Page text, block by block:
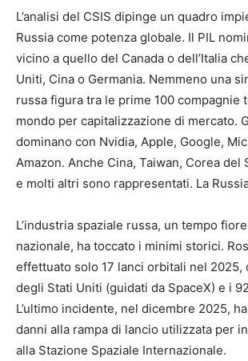
L’analisi del CSIS dipinge un quadro
Russia come potenza globale. Il PIL
vicino a quello del Canada o dell’Italia
Uniti, Cina o Germania. Nemmeno una
russa figura tra le prime 100 compagnie
mondo per capitalizzazione di mercato.
dominano con Nvidia, Apple, Google,
Amazon. Anche Cina, Taiwan, Corea del
e molti altri sono rappresentati. La
L’industria spaziale russa, un tempo
nazionale, ha toccato i minimi storici.
effettuato solo 17 lanci orbitali nel 2025,
degli Stati Uniti (guidati da SpaceX) e i
L’ultimo incidente, nel dicembre 2025,
danni alla rampa di lancio utilizzata per
alla Stazione Spaziale Internazionale.